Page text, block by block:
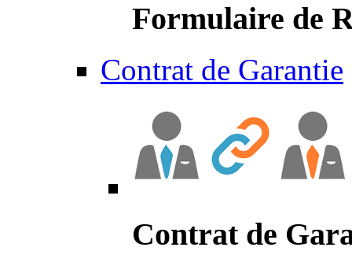
Formulaire de
Contrat de Garantie
Contrat de